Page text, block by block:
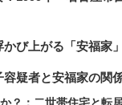
かび上がる「安福家
容疑者と安福家の関
？：二世帯住宅と転